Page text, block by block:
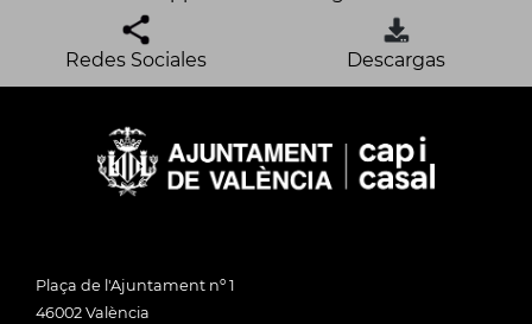
Redes Sociales Descargas
Plaça de l'Ajuntament nº 1
46002 València